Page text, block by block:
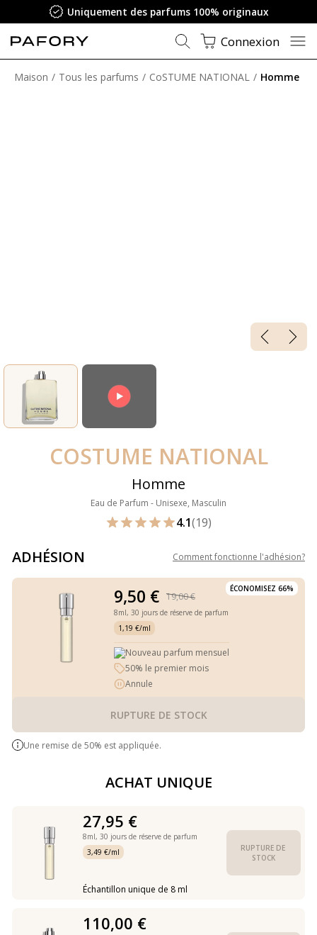
Uniquement des parfums 100% originaux
Connexion
Maison Tous les parfums CoSTUME NATIONAL Homme
COSTUME NATIONAL
Homme
Eau de Parfum - Unisexe, Masculin
4.1(19)
ADHÉSION Comment fonctionne l'adhésion?
ÉCONOMISEZ 66%
9,50 € 19,00 €
8ml, 30 jours de réserve de parfum
1,19 €/ml
Nouveau parfum mensuel
50% le premier mois
Annule
RUPTURE DE STOCK
Une remise de 50% est appliquée.
ACHAT UNIQUE
27,95 €
8ml, 30 jours de réserve de parfum
3,49 €/ml
Échantillon unique de 8 ml
RUPTURE DE
STOCK
110,00 €